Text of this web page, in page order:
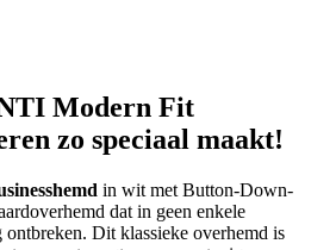
Modern Fit
zo speciaal maakt!
in wit met Button-Down-
dat in geen enkele
ontbreken. Dit klassieke overhemd is